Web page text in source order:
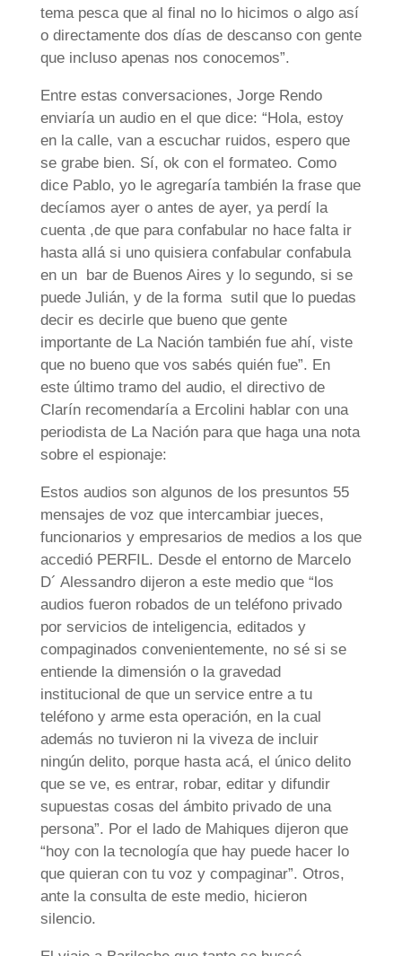
tema pesca que al final no lo hicimos o algo así
o directamente dos días de descanso con gente
que incluso apenas nos conocemos”.
Entre estas conversaciones, Jorge Rendo
enviaría un audio en el que dice: “Hola, estoy
en la calle, van a escuchar ruidos, espero que
se grabe bien. Sí, ok con el formateo. Como
dice Pablo, yo le agregaría también la frase que
decíamos ayer o antes de ayer, ya perdí la
cuenta ,de que para confabular no hace falta ir
hasta allá si uno quisiera confabular confabula
en un bar de Buenos Aires y lo segundo, si se
puede Julián, y de la forma sutil que lo puedas
decir es decirle que bueno que gente
importante de La Nación también fue ahí, viste
que no bueno que vos sabés quién fue”. En
este último tramo del audio, el directivo de
Clarín recomendaría a Ercolini hablar con una
periodista de La Nación para que haga una nota
sobre el espionaje:
Estos audios son algunos de los presuntos 55
mensajes de voz que intercambiar jueces,
funcionarios y empresarios de medios a los que
accedió PERFIL. Desde el entorno de Marcelo
D´ Alessandro dijeron a este medio que “los
audios fueron robados de un teléfono privado
por servicios de inteligencia, editados y
compaginados convenientemente, no sé si se
entiende la dimensión o la gravedad
institucional de que un service entre a tu
teléfono y arme esta operación, en la cual
además no tuvieron ni la viveza de incluir
ningún delito, porque hasta acá, el único delito
que se ve, es entrar, robar, editar y difundir
supuestas cosas del ámbito privado de una
persona”. Por el lado de Mahiques dijeron que
“hoy con la tecnología que hay puede hacer lo
que quieran con tu voz y compaginar”. Otros,
ante la consulta de este medio, hicieron
silencio.